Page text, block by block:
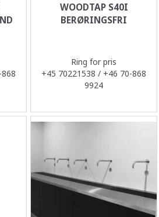
WOODTAP S40I
BERØRINGSFRI
Ring for pris
+45 70221538 / +46 70-868
9924